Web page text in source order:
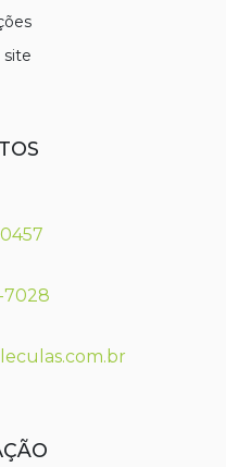
site
7028